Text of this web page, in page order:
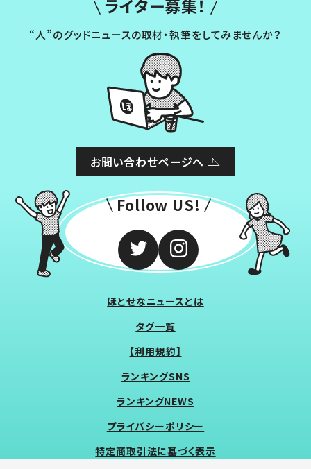
ライター募集！
“人”のグッドニュースの取材・執筆をしてみませんか？
お問い合わせページへ
Follow US!
ほとせなニュースとは
タグ一覧
【利用規約】
ランキングSNS
ランキングNEWS
プライバシーポリシー
特定商取引法に基づく表示